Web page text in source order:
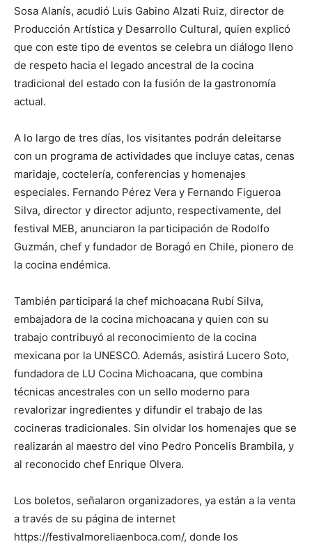
Sosa Alanís, acudió Luis Gabino Alzati Ruiz, director de
Producción Artística y Desarrollo Cultural, quien explicó
que con este tipo de eventos se celebra un diálogo lleno
de respeto hacia el legado ancestral de la cocina
tradicional del estado con la fusión de la gastronomía
actual.
A lo largo de tres días, los visitantes podrán deleitarse
con un programa de actividades que incluye catas, cenas
maridaje, coctelería, conferencias y homenajes
especiales. Fernando Pérez Vera y Fernando Figueroa
Silva, director y director adjunto, respectivamente, del
festival MEB, anunciaron la participación de Rodolfo
Guzmán, chef y fundador de Boragó en Chile, pionero de
la cocina endémica.
También participará la chef michoacana Rubí Silva,
embajadora de la cocina michoacana y quien con su
trabajo contribuyó al reconocimiento de la cocina
mexicana por la UNESCO. Además, asistirá Lucero Soto,
fundadora de LU Cocina Michoacana, que combina
técnicas ancestrales con un sello moderno para
revalorizar ingredientes y difundir el trabajo de las
cocineras tradicionales. Sin olvidar los homenajes que se
realizarán al maestro del vino Pedro Poncelis Brambila, y
al reconocido chef Enrique Olvera.
Los boletos, señalaron organizadores, ya están a la venta
a través de su página de internet
https://festivalmoreliaenboca.com/, donde los